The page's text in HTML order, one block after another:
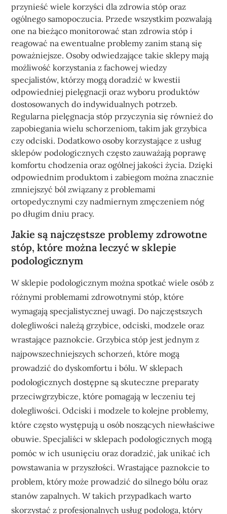
przynieść wiele korzyści dla zdrowia stóp oraz
ogólnego samopoczucia. Przede wszystkim pozwalają
one na bieżąco monitorować stan zdrowia stóp i
reagować na ewentualne problemy zanim staną się
poważniejsze. Osoby odwiedzające takie sklepy mają
możliwość korzystania z fachowej wiedzy
specjalistów, którzy mogą doradzić w kwestii
odpowiedniej pielęgnacji oraz wyboru produktów
dostosowanych do indywidualnych potrzeb.
Regularna pielęgnacja stóp przyczynia się również do
zapobiegania wielu schorzeniom, takim jak grzybica
czy odciski. Dodatkowo osoby korzystające z usług
sklepów podologicznych często zauważają poprawę
komfortu chodzenia oraz ogólnej jakości życia. Dzięki
odpowiednim produktom i zabiegom można znacznie
zmniejszyć ból związany z problemami
ortopedycznymi czy nadmiernym zmęczeniem nóg
po długim dniu pracy.
Jakie są najczęstsze problemy zdrowotne
stóp, które można leczyć w sklepie
podologicznym
W sklepie podologicznym można spotkać wiele osób z
różnymi problemami zdrowotnymi stóp, które
wymagają specjalistycznej uwagi. Do najczęstszych
dolegliwości należą grzybice, odciski, modzele oraz
wrastające paznokcie. Grzybica stóp jest jednym z
najpowszechniejszych schorzeń, które mogą
prowadzić do dyskomfortu i bólu. W sklepach
podologicznych dostępne są skuteczne preparaty
przeciwgrzybicze, które pomagają w leczeniu tej
dolegliwości. Odciski i modzele to kolejne problemy,
które często występują u osób noszących niewłaściwe
obuwie. Specjaliści w sklepach podologicznych mogą
pomóc w ich usunięciu oraz doradzić, jak unikać ich
powstawania w przyszłości. Wrastające paznokcie to
problem, który może prowadzić do silnego bólu oraz
stanów zapalnych. W takich przypadkach warto
skorzystać z profesjonalnych usług podologa, który